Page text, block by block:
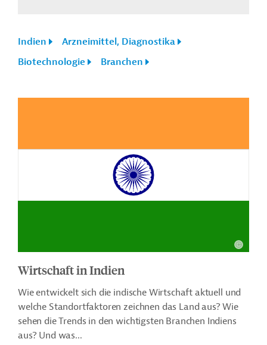
Indien
Arzneimittel, Diagnostika
Biotechnologie
Branchen
Wirtschaft in Indien
Wie entwickelt sich die indische Wirtschaft aktuell und
welche Standortfaktoren zeichnen das Land aus? Wie
sehen die Trends in den wichtigsten Branchen Indiens
aus? Und was...